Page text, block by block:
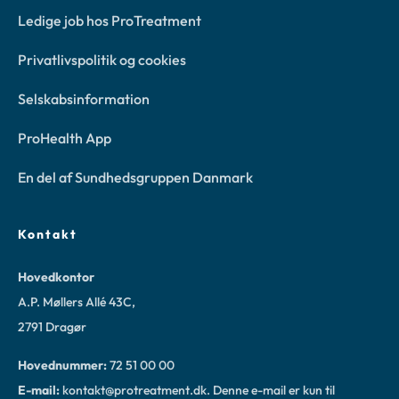
Ledige job hos ProTreatment
Privatlivspolitik og cookies
Selskabsinformation
ProHealth App
En del af Sundhedsgruppen Danmark
Kontakt
Hovedkontor
A.P. Møllers Allé 43C,
2791 Dragør
Hovednummer:72 51 00 00
E-mail:kontakt@protreatment.dk. Denne e-mail er kun til